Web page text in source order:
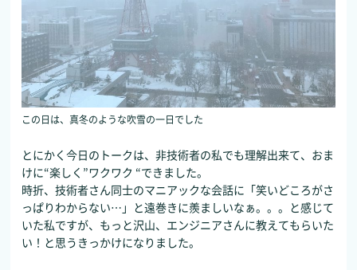
この日は、真冬のような吹雪の一日でした
とにかく今日のトークは、非技術者の私でも理解出来て、おま
けに“楽しく”ワクワク “できました。
時折、技術者さん同士のマニアックな会話に「笑いどころがさ
っぱりわからない…」と遠巻きに羨ましいなぁ。。。と感じて
いた私ですが、もっと沢山、エンジニアさんに教えてもらいた
い！と思うきっかけになりました。